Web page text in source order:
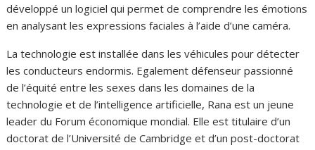
développé un logiciel qui permet de comprendre les émotions
en analysant les expressions faciales à l’aide d’une caméra.
La technologie est installée dans les véhicules pour détecter
les conducteurs endormis. Egalement défenseur passionné
de l’équité entre les sexes dans les domaines de la
technologie et de l’intelligence artificielle, Rana est un jeune
leader du Forum économique mondial. Elle est titulaire d’un
doctorat de l’Université de Cambridge et d’un post-doctorat